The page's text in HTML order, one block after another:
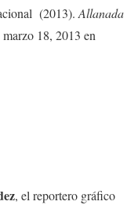
(2013). Allanada
18, 2013 en
, el reportero gráfico